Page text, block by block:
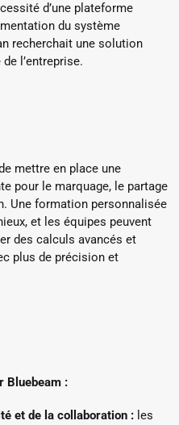
d’une plateforme
du système
recherchait une solution
l’entreprise.
mettre en place une
pour le marquage, le partage
Une formation personnalisée
et les équipes peuvent
des calculs avancés et
plus de précision et
Bluebeam :
et de la collaboration :les